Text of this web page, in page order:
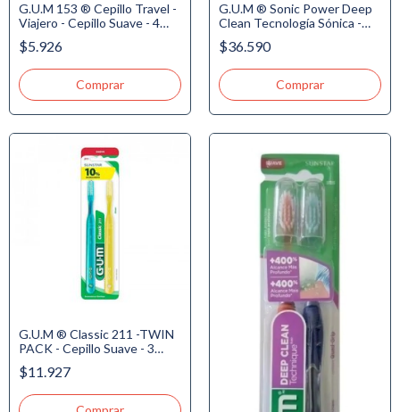
G.U.M 153 ® Cepillo Travel -
Viajero - Cepillo Suave - 4
Hileras - Antibacterial
$5.926
G.U.M ® Sonic Power Deep
Clean Tecnología Sónica -
Cepillo Incluye Pila
$36.590
G.U.M ® Classic 211 -TWIN
PACK - Cepillo Suave - 3
Hileras - Plano - Jovén
$11.927